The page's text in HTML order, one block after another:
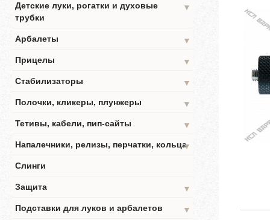
Детские луки, рогатки и духовые
трубки
▼
Арбалеты
▼
Прицелы
▼
Стабилизаторы
▼
Полочки, кликеры, плунжеры
▼
Тетивы, кабели, пип-сайты
▼
Напалечники, релизы, перчатки, кольца▼
Слинги
Защита
▼
Подставки для луков и арбалетов
▼